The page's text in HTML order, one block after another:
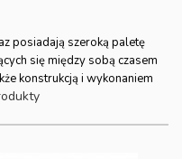
posiadają szeroką paletę
się między sobą czasem
konstrukcją i wykonaniem